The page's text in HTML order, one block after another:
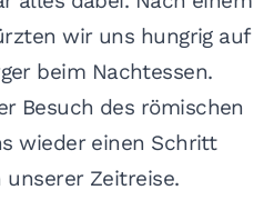
wir uns hungrig auf
beim Nachtessen.
Besuch des römischen
wieder einen Schritt
Zeitreise.